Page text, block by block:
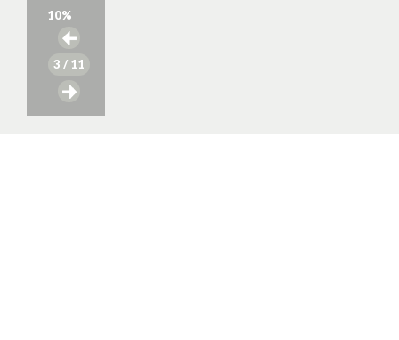
10%
3 / 11